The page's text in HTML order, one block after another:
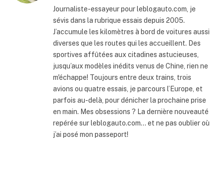
Journaliste-essayeur pour leblogauto.com, je
sévis dans la rubrique essais depuis 2005.
J’accumule les kilomètres à bord de voitures aussi
diverses que les routes qui les accueillent. Des
sportives affûtées aux citadines astucieuses,
jusqu’aux modèles inédits venus de Chine, rien ne
m'échappe! Toujours entre deux trains, trois
avions ou quatre essais, je parcours l’Europe, et
parfois au-delà, pour dénicher la prochaine prise
en main. Mes obsessions ? La dernière nouveauté
repérée sur leblogauto.com… et ne pas oublier où
j’ai posé mon passeport!